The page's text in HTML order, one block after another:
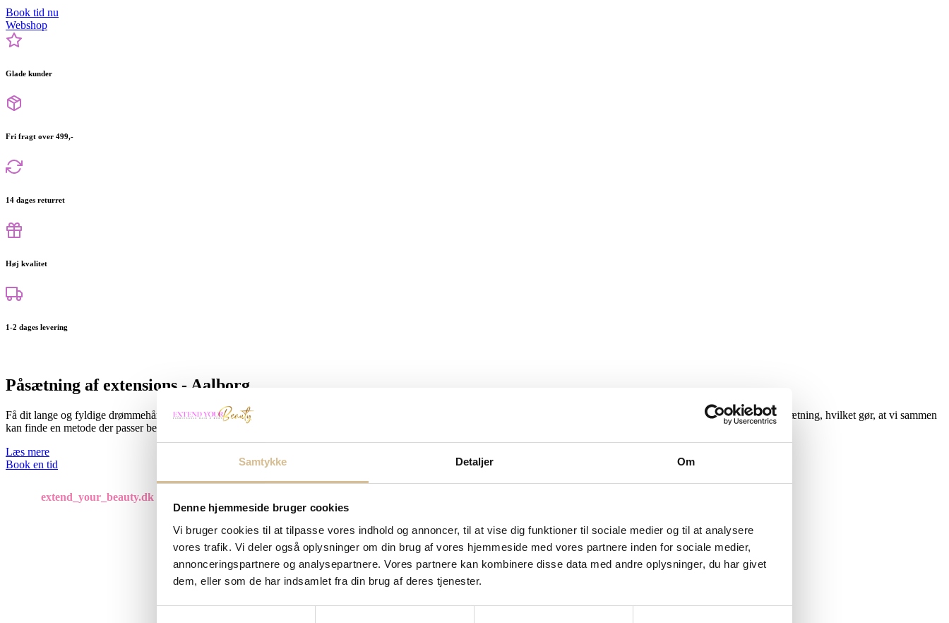
Samtykke Detaljer Om
Denne hjemmeside bruger cookies
Vi bruger cookies til at tilpasse vores indhold og annoncer, til at vise dig funktioner til sociale medier og til at analysere
vores trafik. Vi deler også oplysninger om din brug af vores hjemmeside med vores partnere inden for sociale medier,
annonceringspartnere og analysepartnere. Vores partnere kan kombinere disse data med andre oplysninger, du har givet
dem, eller som de har indsamlet fra din brug af deres tjenester.
Book tid nu
Webshop
Glade kunder
Fri fragt over 499,-
14 dages returret
Høj kvalitet
1-2 dages levering
Påsætning af extensions - Aalborg
Få dit lange og fyldige drømmehår med påsætning af extensions i Aalborg hos Extend Your Beauty. Jeg har 13 års erfaring inden for håndværket og tilbyder flere metoder til påsætning, hvilket gør, at vi sammen
kan finde en metode der passer bedst til dig. Hos mig er du i trygge hænder.
Læs mere
Book en tid
extend_your_beauty.dk